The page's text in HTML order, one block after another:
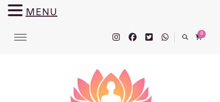
0
MENU